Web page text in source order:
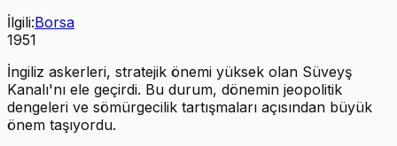
İlgili:Borsa
1951
İngiliz askerleri, stratejik önemi yüksek olan Süveyş
Kanalı'nı ele geçirdi. Bu durum, dönemin jeopolitik
dengeleri ve sömürgecilik tartışmaları açısından büyük
önem taşıyordu.